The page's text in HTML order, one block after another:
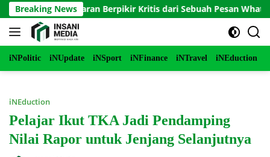
Langsung
ke
konten
Breaking News
Pelajaran Berpikir Kritis dari Sebuah Pesan WhatsApp
iNPolitic iNUpdate iNSport iNFinance iNTravel iNEduction
iNEduction
Pelajar Ikut TKA Jadi Pendamping
Nilai Rapor untuk Jenjang Selanjutnya